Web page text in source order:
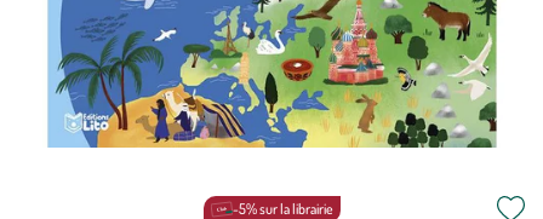
-5% sur la librairie